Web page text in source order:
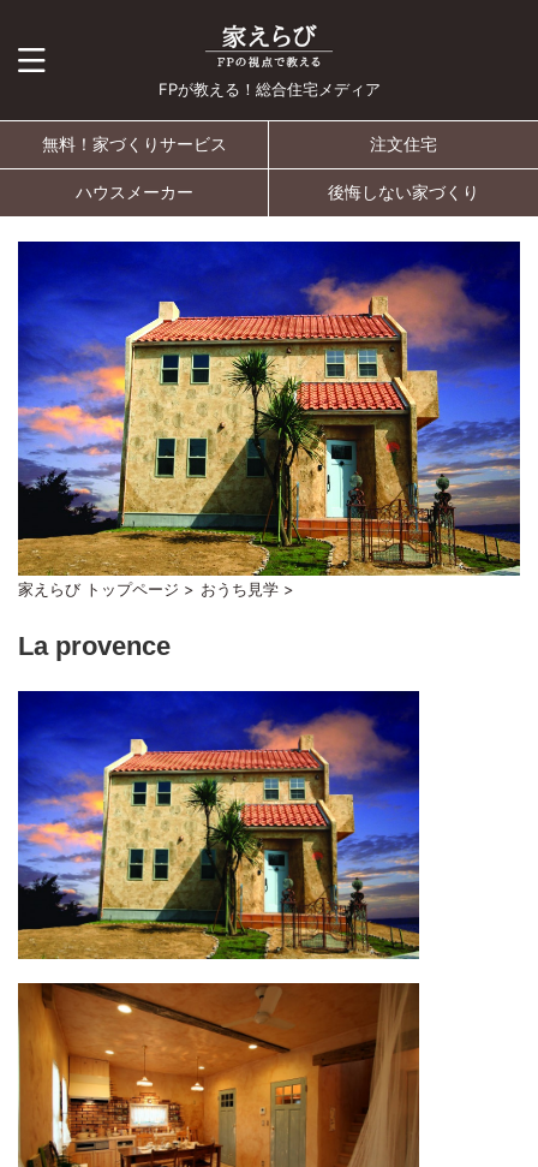
FPが教える！総合住宅メディア
無料！家づくりサービス 注文住宅
ハウスメーカー 後悔しない家づくり
家えらび トップページ > おうち見学 >
La provence